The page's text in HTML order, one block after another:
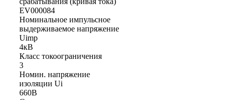
EV000084
Номинальное импульсное
выдерживаемое напряжение
Uimp
4кВ
Класс токоограничения
3
Номин. напряжение
изоляции Ui
660В